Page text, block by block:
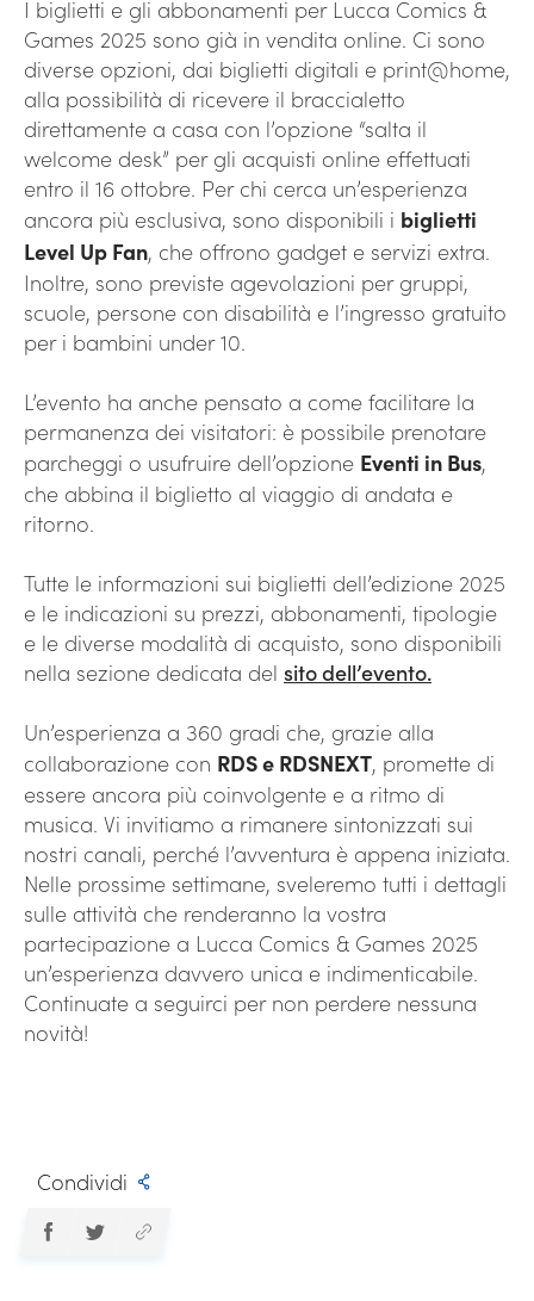
I biglietti e gli abbonamenti per Lucca Comics &
Games 2025 sono già in vendita online. Ci sono
diverse opzioni, dai biglietti digitali e print@home,
alla possibilità di ricevere il braccialetto
direttamente a casa con l’opzione “salta il
welcome desk” per gli acquisti online effettuati
entro il 16 ottobre. Per chi cerca un’esperienza
ancora più esclusiva, sono disponibili i biglietti
Level Up Fan, che offrono gadget e servizi extra.
Inoltre, sono previste agevolazioni per gruppi,
scuole, persone con disabilità e l’ingresso gratuito
per i bambini under 10.
L’evento ha anche pensato a come facilitare la
permanenza dei visitatori: è possibile prenotare
parcheggi o usufruire dell’opzione Eventi in Bus,
che abbina il biglietto al viaggio di andata e
ritorno.
Tutte le informazioni sui biglietti dell’edizione 2025
e le indicazioni su prezzi, abbonamenti, tipologie
e le diverse modalità di acquisto, sono disponibili
nella sezione dedicata del sito dell’evento.
Un’esperienza a 360 gradi che, grazie alla
collaborazione con RDS e RDSNEXT, promette di
essere ancora più coinvolgente e a ritmo di
musica. Vi invitiamo a rimanere sintonizzati sui
nostri canali, perché l’avventura è appena iniziata.
Nelle prossime settimane, sveleremo tutti i dettagli
sulle attività che renderanno la vostra
partecipazione a Lucca Comics & Games 2025
un’esperienza davvero unica e indimenticabile.
Continuate a seguirci per non perdere nessuna
novità!
Condividi